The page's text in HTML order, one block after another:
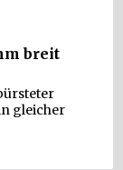
breit
gleicher